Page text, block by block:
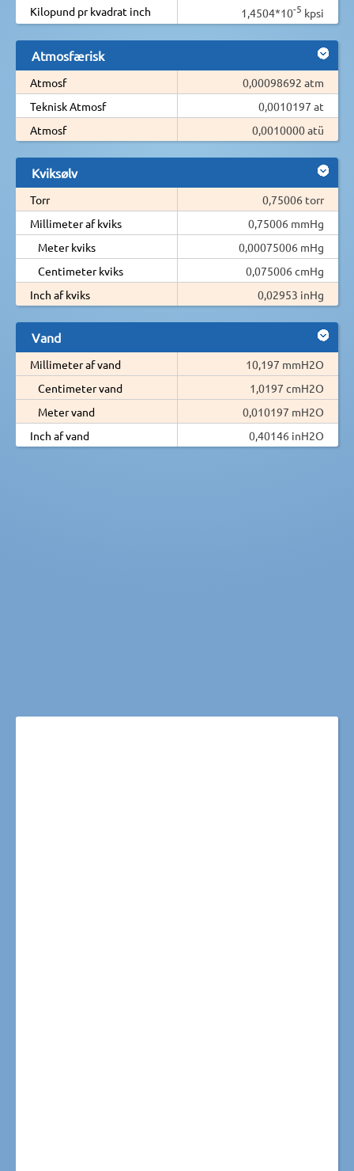
Kilopund pr kvadrat inch 1,4504*10-5 kpsi
Atmosfærisk
Atmosf
0,00098692 atm
Teknisk Atmosf
0,0010197 at
Atmosf
0,0010000 atü
Kviksølv
Torr
0,75006 torr
Millimeter af kviks
0,75006 mmHg
Meter kviks
0,00075006 mHg
Centimeter kviks
0,075006 cmHg
Inch af kviks
0,02953 inHg
Vand
Millimeter af vand
10,197 mmH2O
Centimeter vand
1,0197 cmH2O
Meter vand
0,010197 mH2O
Inch af vand
0,40146 inH2O